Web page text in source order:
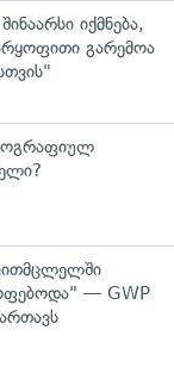
იქმნება,
გარემოა
— GWP